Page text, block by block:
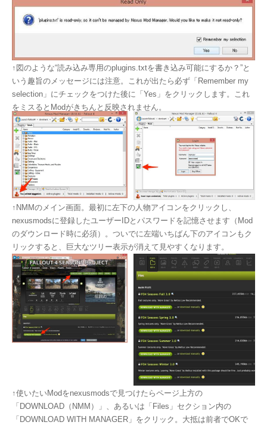
↑図のような“読み込み専用のplugins.txtを書き込み可能にするか？”と
いう趣旨のメッセージには注意。これが出たら必ず「Remember my
selection」にチェックをつけた後に「Yes」をクリックします。これ
をミスるとModがきちんと反映されません。
↑NMMのメイン画面。最初に左下の人物アイコンをクリックし、
nexusmodsに登録したユーザーIDとパスワードを記憶させます（Mod
のダウンロード時に必須）。ついでに左端いちばん下のアイコンもク
リックすると、巨大なツリー表示が消えて見やすくなります。
↑使いたいModをnexusmodsで見つけたらページ上方の
「DOWNLOAD（NMM）」、あるいは「Files」セクション内の
「DOWNLOAD WITH MANAGER」をクリック。大抵は前者でOKで